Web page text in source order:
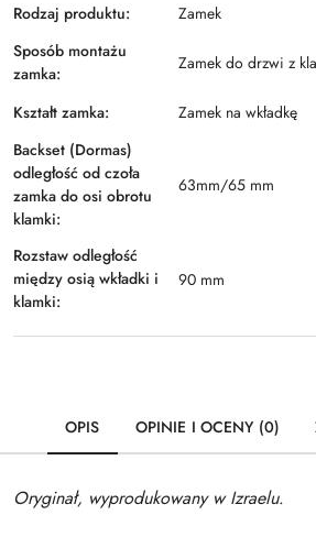
Rodzaj produktu:
Zamek
Sposób montażu
zamka:
Zamek do drzwi z
Kształt zamka:
Zamek na wkładkę
Backset (Dormas)
odległość od czoła
zamka do osi obrotu
klamki:
63mm/65 mm
Rozstaw odległość
między osią wkładki i
klamki:
90 mm
OPIS OPINIE I OCENY (0)
Oryginał, wyprodukowany w Izraelu.